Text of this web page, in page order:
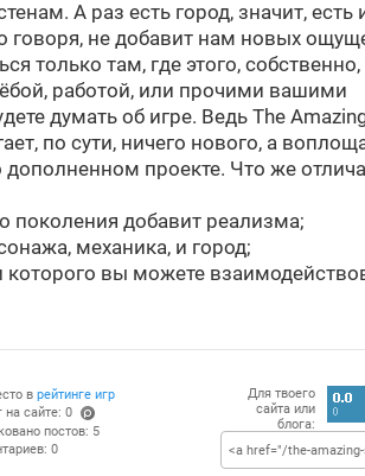
А раз есть город, значит, есть
говоря, не добавит нам новых
только там, где этого, собственно,
работой, или прочими вашими
думать об игре. Ведь The
по сути, ничего нового, а
проекте. Что же
поколения добавит реализма;
механика, и город;
вы можете
в рейтинге игр
на сайте: 0
(po
постов: 5
0
Для твоего
сайта или
блога: